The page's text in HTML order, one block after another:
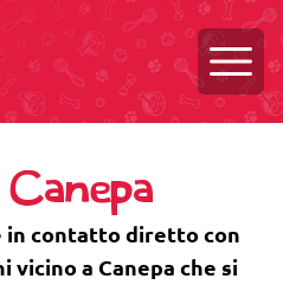
in contatto diretto con
vicino a Canepa che si